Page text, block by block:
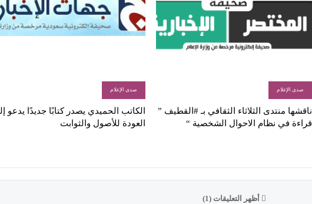
صدى الإعلام
ناقشها منتدى الثلاثاء الثقافي بـ #القطيف ”
قراءة في نظام الاحوال الشخصية “
صدى الإعلام
الكاتب الحميدي يصدر كتابًا جديدًا يدعو
العودة للأصول والثوابت
أظهر التعليقات (1)